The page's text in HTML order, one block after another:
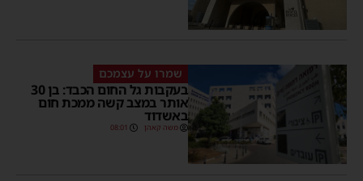
שמרו על עצמכם
בעקבות גל החום הכבד: בן 30
אותר במצב קשה ממכת חום
באשדוד
משה קאהן 08:01